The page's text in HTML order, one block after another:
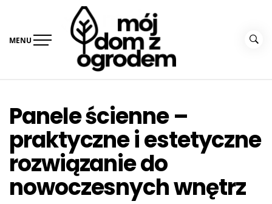
content
MENU
Panele ścienne –
praktyczne i estetyczne
rozwiązanie do
nowoczesnych wnętrz